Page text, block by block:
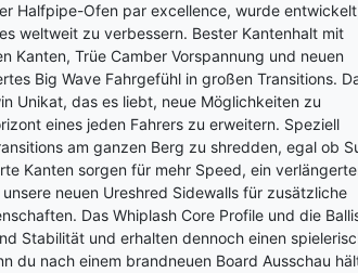
Halfpipe-Ofen par excellence, wurde
weltweit zu verbessern. Bester Kantenhalt mit
Kanten, Trüe Camber Vorspannung und neuen
Big Wave Fahrgefühl in großen Transitions.
Unikat, das es liebt, neue Möglichkeiten zu
eines jeden Fahrers zu erweitern. Speziell
am ganzen Berg zu shredden, egal ob
Kanten sorgen für mehr Speed, ein
neuen Ureshred Sidewalls für zusätzliche
Das Whiplash Core Profile und die
Stabilität und erhalten dennoch einen
du nach einem brandneuen Board Ausschau